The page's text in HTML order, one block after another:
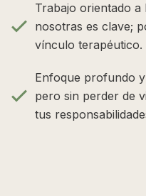
Trabajo orientado
nosotras es clave;
vínculo terapéutico.
Enfoque profundo
pero sin perder de
tus